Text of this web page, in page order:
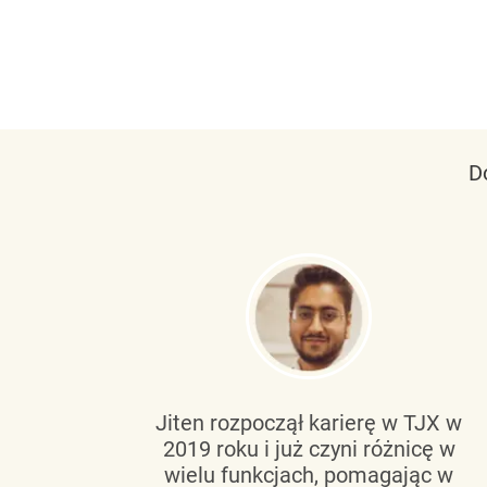
Jiten rozpoczął karierę w TJX w
2019 roku i już czyni różnicę w
wielu funkcjach, pomagając w